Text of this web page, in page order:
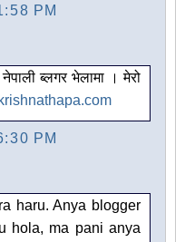
PM
ब्लगर भेलामा । मेरो
PM
haru. Anya blogger
hola, ma pani anya